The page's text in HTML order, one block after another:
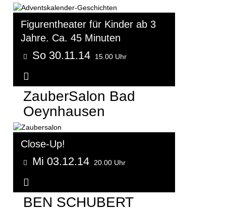
Figurentheater für Kinder ab 3
Jahre. Ca. 45 Minuten
So 30.11.14 15.00 Uhr
ZauberSalon Bad
Oeynhausen
Close-Up!
Mi 03.12.14 20.00 Uhr
BEN SCHUBERT